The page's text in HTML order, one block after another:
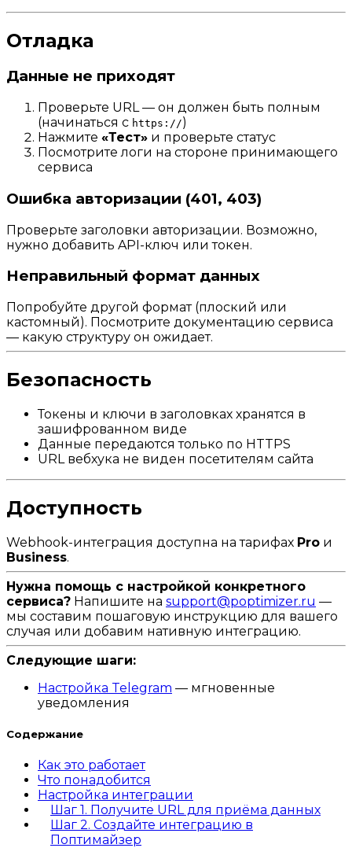
Отладка
Данные не приходят
Проверьте URL — он должен быть полным
(начинаться с https://)
Нажмите «Тест» и проверьте статус
Посмотрите логи на стороне принимающего
сервиса
Ошибка авторизации (401, 403)
Проверьте заголовки авторизации. Возможно,
нужно добавить API-ключ или токен.
Неправильный формат данных
Попробуйте другой формат (плоский или
кастомный). Посмотрите документацию сервиса
— какую структуру он ожидает.
Безопасность
Токены и ключи в заголовках хранятся в
зашифрованном виде
Данные передаются только по HTTPS
URL вебхука не виден посетителям сайта
Доступность
Webhook-интеграция доступна на тарифах Pro и
Business.
Нужна помощь с настройкой конкретного
сервиса? Напишите на support@poptimizer.ru —
мы составим пошаговую инструкцию для вашего
случая или добавим нативную интеграцию.
Следующие шаги:
Настройка Telegram — мгновенные
уведомления
Содержание
Как это работает
Что понадобится
Настройка интеграции
Шаг 1. Получите URL для приёма данных
Шаг 2. Создайте интеграцию в
Поптимайзер